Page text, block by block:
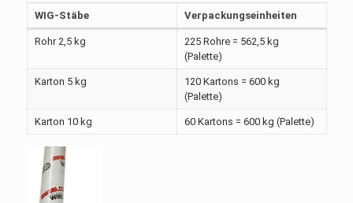
WIG-Stäbe Verpackungseinheiten
Rohr 2,5 kg
225 Rohre = 562,5 kg
(Palette)
Karton 5 kg
120 Kartons = 600 kg
(Palette)
Karton 10 kg 60 Kartons = 600 kg (Palette)